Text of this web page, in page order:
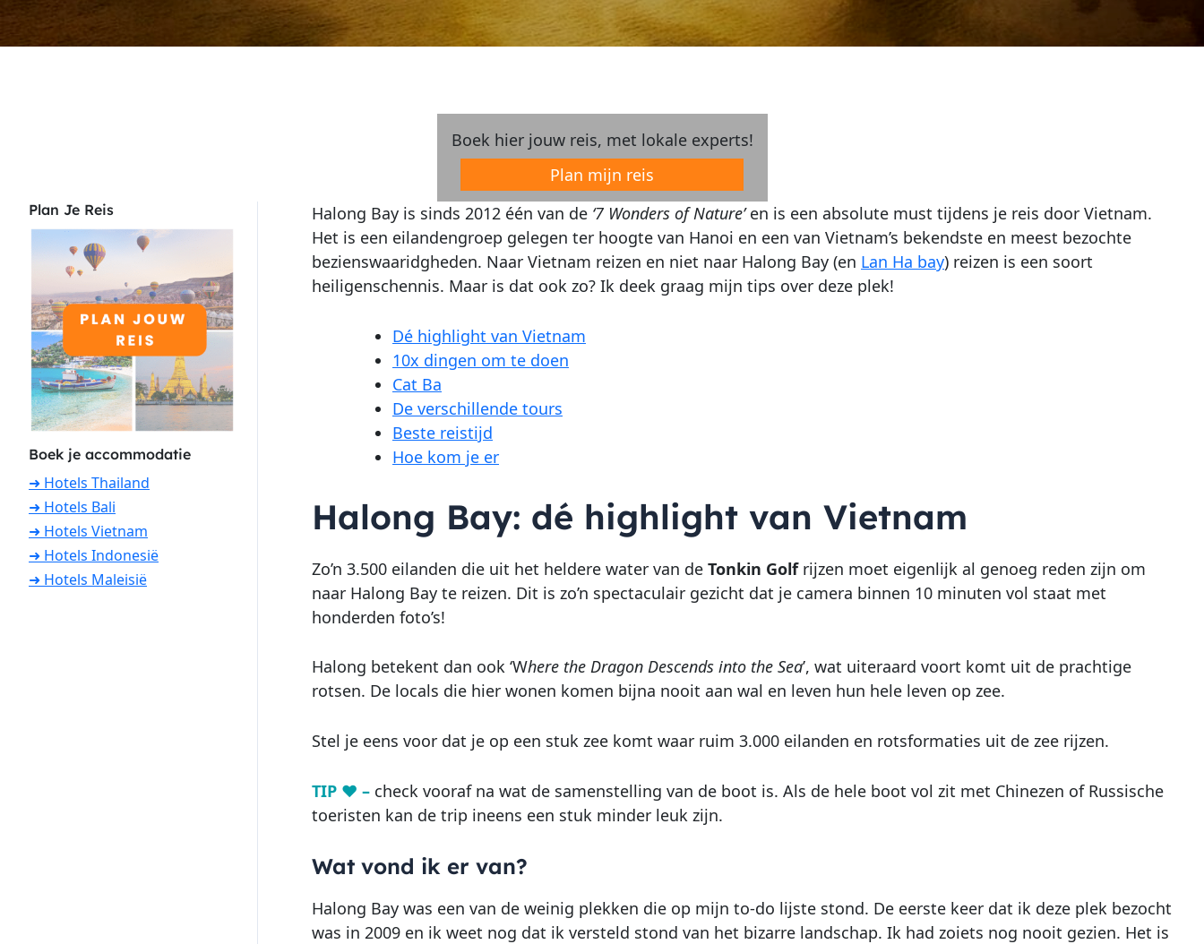
Boek hier jouw reis, met lokale experts!
Plan mijn reis
Plan Je Reis
Boek je accommodatie
➜ Hotels Thailand
➜ Hotels Bali
➜ Hotels Vietnam
➜ Hotels Indonesië
➜ Hotels Maleisië
Halong Bay is sinds 2012 één van de ‘7 Wonders of Nature’en is een absolute must tijdens je reis door Vietnam.
Het is een eilandengroep gelegen ter hoogte van Hanoi en een van Vietnam’s bekendste en meest bezochte
bezienswaaridgheden. Naar Vietnam reizen en niet naar Halong Bay (en Lan Ha bay) reizen is een soort
heiligenschennis. Maar is dat ook zo? Ik deek graag mijn tips over deze plek!
Dé highlight van Vietnam
10x dingen om te doen
Cat Ba
De verschillende tours
Beste reistijd
Hoe kom je er
Halong Bay: dé highlight van Vietnam
Zo’n 3.500 eilanden die uit het heldere water van de Tonkin Golfrijzen moet eigenlijk al genoeg reden zijn om
naar Halong Bay te reizen. Dit is zo’n spectaculair gezicht dat je camera binnen 10 minuten vol staat met
honderden foto’s!
Halong betekent dan ook ‘Where the Dragon Descends into the Sea’, wat uiteraard voort komt uit de prachtige
rotsen. De locals die hier wonen komen bijna nooit aan wal en leven hun hele leven op zee.
Stel je eens voor dat je op een stuk zee komt waar ruim 3.000 eilanden en rotsformaties uit de zee rijzen.
TIP ♥ – check vooraf na wat de samenstelling van de boot is. Als de hele boot vol zit met Chinezen of Russische
toeristen kan de trip ineens een stuk minder leuk zijn.
Wat vond ik er van?
Halong Bay was een van de weinig plekken die op mijn to-do lijste stond. De eerste keer dat ik deze plek bezocht
was in 2009 en ik weet nog dat ik versteld stond van het bizarre landschap. Ik had zoiets nog nooit gezien. Het is